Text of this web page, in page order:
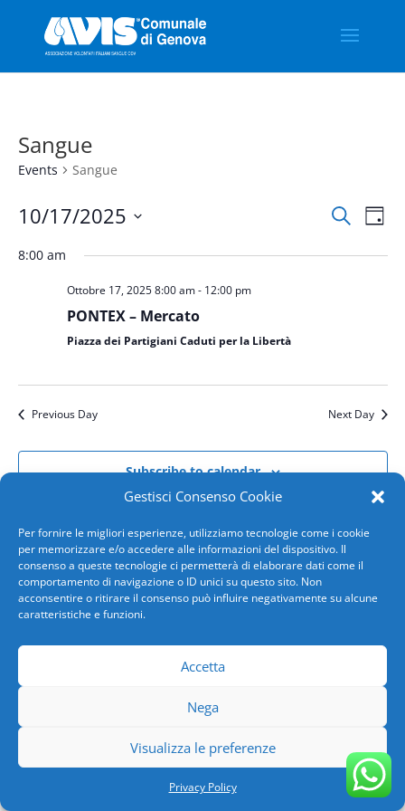
Gestisci Consenso Cookie
Per fornire le migliori esperienze, utilizziamo tecnologie come i cookie
per memorizzare e/o accedere alle informazioni del dispositivo. Il
consenso a queste tecnologie ci permetterà di elaborare dati come il
comportamento di navigazione o ID unici su questo sito. Non
acconsentire o ritirare il consenso può influire negativamente su alcune
caratteristiche e funzioni.
Accetta
Nega
Visualizza le preferenze
Privacy Policy
Sangue
Events Sangue
Events
and
Search
Day
10/17/2025
date.
8:00 am
Ottobre 17, 2025 8:00 am- 12:00 pm
PONTEX – Mercato
Piazza dei Partigiani Caduti per la Libertà
Previous Day Next Day
Subscribe to calendar
Copyright 2026 AVIS COMUNALE GENOVA | SN-GE-
Powered bySPX Innova